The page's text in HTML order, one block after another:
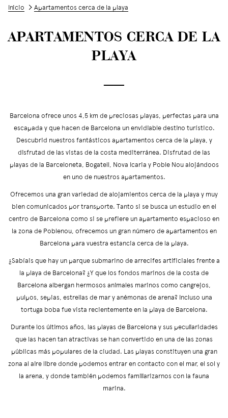
Inicio Apartamentos cerca de la playa
APARTAMENTOS CERCA DE LA
PLAYA
──
Barcelona ofrece unos 4,5 km de preciosas playas, perfectas para una
escapada y que hacen de Barcelona un envidiable destino turístico.
Descubrid nuestros fantásticos apartamentos cerca de la playa, y
disfrutad de las vistas de la costa mediterránea. Disfrutad de las
playas de la Barceloneta, Bogatell, Nova Icaria y Poble Nou alojándoos
en uno de nuestros apartamentos.
Ofrecemos una gran variedad de alojamientos cerca de la playa y muy
bien comunicados por transporte. Tanto si se busca un estudio en el
centro de Barcelona como si se prefiere un apartamento espacioso en
la zona de Poblenou, ofrecemos un gran número de apartamentos en
Barcelona para vuestra estancia cerca de la playa.
¿Sabíais que hay un parque submarino de arrecifes artificiales frente a
la playa de Barcelona? ¿Y que los fondos marinos de la costa de
Barcelona albergan hermosos animales marinos como cangrejos,
pulpos, sepias, estrellas de mar y anémonas de arena? Incluso una
tortuga boba fue vista recientemente en la playa de Barcelona.
Durante los últimos años, las playas de Barcelona y sus peculiaridades
que las hacen tan atractivas se han convertido en una de las zonas
públicas más populares de la ciudad. Las playas constituyen una gran
zona al aire libre donde podemos entrar en contacto con el mar, el sol y
la arena, y donde también podemos familiarizarnos con la fauna
marina.